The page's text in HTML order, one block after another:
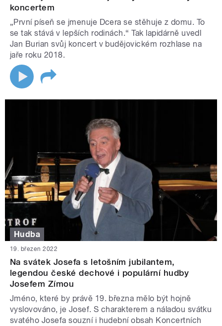
koncertem
„První píseň se jmenuje Dcera se stěhuje z domu. To
se tak stává v lepších rodinách.“ Tak lapidárně uvedl
Jan Burian svůj koncert v budějovickém rozhlase na
jaře roku 2018.
Hudba
19. březen 2022
Na svátek Josefa s letošním jubilantem,
legendou české dechové i populární hudby
Josefem Zímou
Jméno, které by právě 19. března mělo být hojně
vyslovováno, je Josef. S charakterem a náladou svátku
svatého Josefa souzní i hudební obsah Koncertních